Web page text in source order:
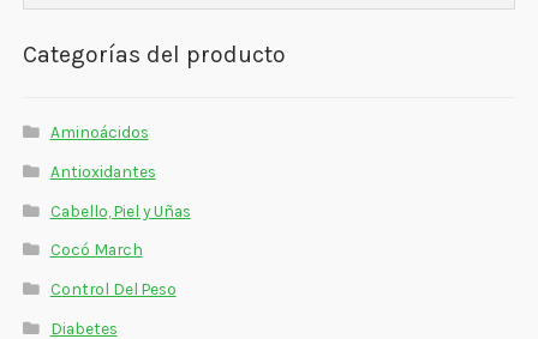
Categorías del producto
Aminoácidos
Antioxidantes
Cabello, Piel y Uñas
Cocó March
Control Del Peso
Diabetes